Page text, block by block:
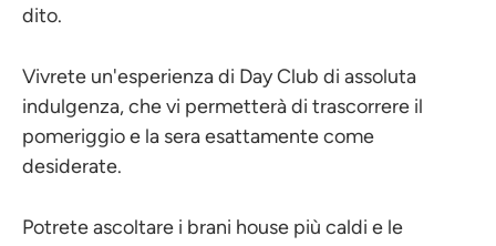
dito.
Vivrete un'esperienza di Day Club di assoluta
indulgenza, che vi permetterà di trascorrere il
pomeriggio e la sera esattamente come
desiderate.
Potrete ascoltare i brani house più caldi e le